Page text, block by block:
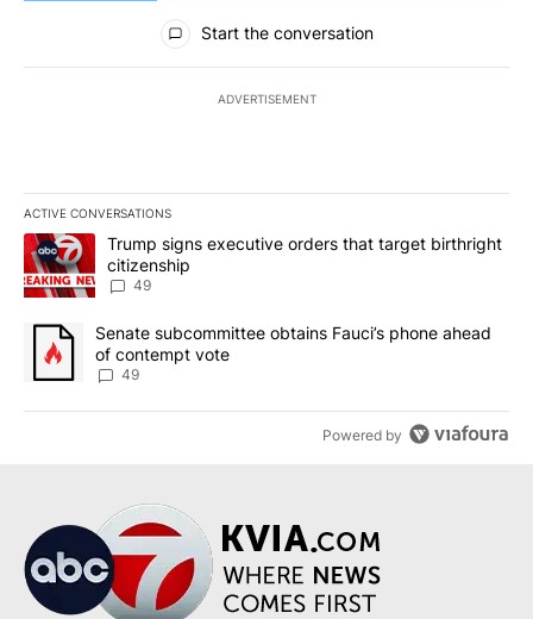
All Comments
Start the conversation
ADVERTISEMENT
ACTIVE CONVERSATIONS
The following is a list of the most commented articles in the last
A trending article titled "Trump signs executive orders that
Trump signs executive orders that target birthright
citizenship
49
A trending article titled "Senate subcommittee obtains Fauci’s
Senate subcommittee obtains Fauci’s phone ahead
of contempt vote
49
Powered by